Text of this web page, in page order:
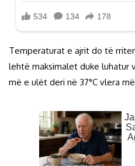
Temperaturat e ajrit do të
lehtë maksimalet duke luhatur
më e ulët deri në 37°C vlera